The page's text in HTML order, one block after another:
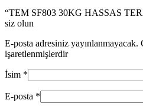
“TEM SF803 30KG HASSAS
siz olun
E-posta adresiniz yayınlanmayacak.
işaretlenmişlerdir
İsim *
E-posta *